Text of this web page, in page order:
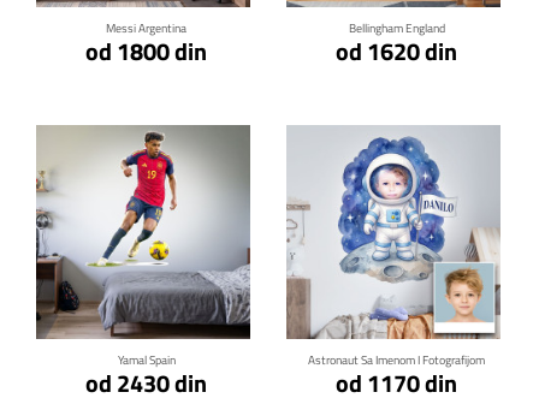
Messi Argentina
od 1800 din
Bellingham England
od 1620 din
Yamal Spain
od 2430 din
Klikni za detalje
Astronaut Sa Imenom I Fotografijom
od 1170 din
Klikni za detalje